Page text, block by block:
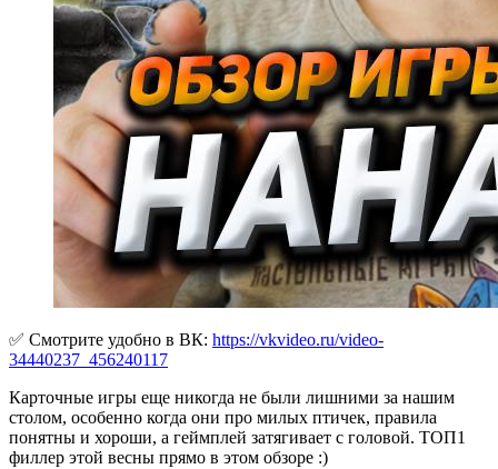
✅ Cмотрите удобно в ВК: https://vkvideo.ru/video-
34440237_456240117
Карточные игры еще никогда не были лишними за нашим
столом, особенно когда они про милых птичек, правила
понятны и хороши, а геймплей затягивает с головой. ТОП1
филлер этой весны прямо в этом обзоре :)